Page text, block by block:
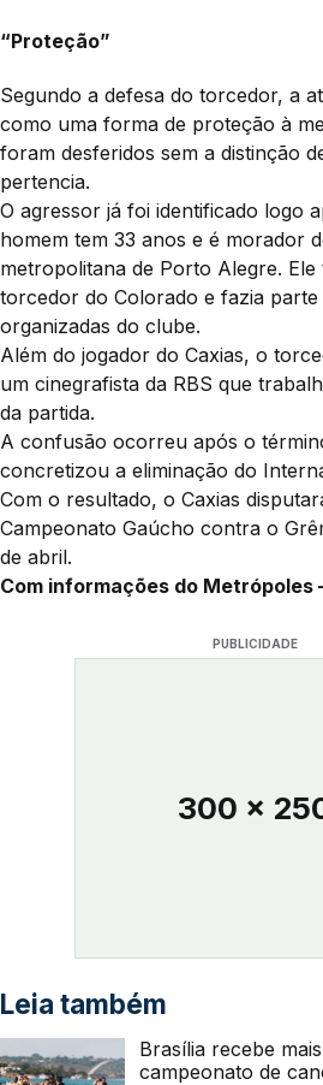
“Proteção”
Segundo a defesa do torcedor, a
como uma forma de proteção à
foram desferidos sem a distinção
pertencia.
O agressor já foi identificado logo
homem tem 33 anos e é morador
metropolitana de Porto Alegre. Ele
torcedor do Colorado e fazia parte
organizadas do clube.
Além do jogador do Caxias, o
um cinegrafista da RBS que
da partida.
A confusão ocorreu após o
concretizou a eliminação do
Com o resultado, o Caxias
Campeonato Gaúcho contra o
de abril.
Com informações do Metrópoles
PUBLICIDADE
300 x
Leia também
Brasília recebe
campeonato de